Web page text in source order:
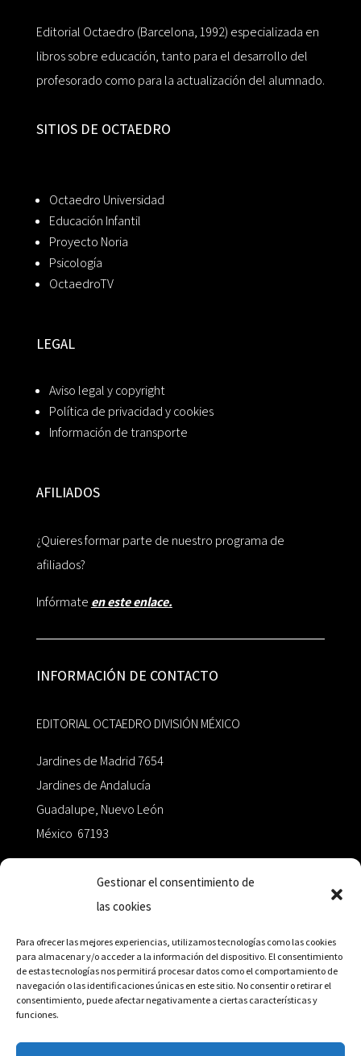
Gestionar el consentimiento de
las cookies
Para ofrecer las mejores experiencias, utilizamos tecnologías como las cookies
para almacenar y/o acceder a la información del dispositivo. El consentimiento
de estas tecnologías nos permitirá procesar datos como el comportamiento de
navegación o las identificaciones únicas en este sitio. No consentir o retirar el
consentimiento, puede afectar negativamente a ciertas características y
funciones.
Editorial Octaedro (Barcelona, 1992) especializada en
libros sobre educación, tanto para el desarrollo del
profesorado como para la actualización del alumnado.
SITIOS DE OCTAEDRO
Octaedro Universidad
Educación Infantil
Proyecto Noria
Psicología
OctaedroTV
LEGAL
Aviso legal y copyright
Política de privacidad y cookies
Información de transporte
AFILIADOS
¿Quieres formar parte de nuestro programa de
afiliados?
Infórmate en este enlace.
INFORMACIÓN DE CONTACTO
EDITORIAL OCTAEDRO DIVISIÓN MÉXICO
Jardines de Madrid 7654
Jardines de Andalucía
Guadalupe, Nuevo León
México 67193
+52 811.499.5638
RED DE DISTRIBUCIÓN
Distribuidores en México y Octaedro internacional